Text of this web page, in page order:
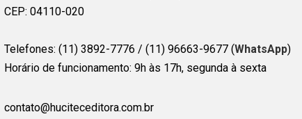
CEP: 04110-020
Telefones: (11) 3892-7776 / (11) 96663-9677 (WhatsApp)
Horário de funcionamento: 9h às 17h, segunda à sexta
contato@huciteceditora.com.br